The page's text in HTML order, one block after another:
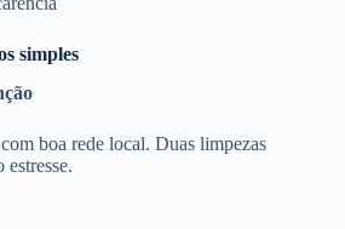
simples
boa rede local. Duas limpezas